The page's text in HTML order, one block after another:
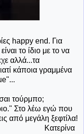
happy end. Για
το ίδιο με το να
αλλά...τα
κάποια γραμμένα
τούρμπο;
Στο λέω εγώ που
από μεγάλη ξεφτίλα!